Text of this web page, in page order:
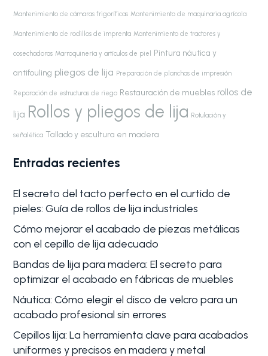
Mantenimiento de cámaras frigoríficas Mantenimiento de maquinaria agrícola
Mantenimiento de rodillos de imprenta Mantenimiento de tractores y
cosechadoras Marroquinería y artículos de piel Pintura náutica y
antifouling pliegos de lija Preparación de planchas de impresión
Reparación de estructuras de riego Restauración de muebles rollos de
lija Rollos y pliegos de lija Rotulación y
señalética Tallado y escultura en madera
Entradas recientes
El secreto del tacto perfecto en el curtido de
pieles: Guía de rollos de lija industriales
Cómo mejorar el acabado de piezas metálicas
con el cepillo de lija adecuado
Bandas de lija para madera: El secreto para
optimizar el acabado en fábricas de muebles
Náutica: Cómo elegir el disco de velcro para un
acabado profesional sin errores
Cepillos lija: La herramienta clave para acabados
uniformes y precisos en madera y metal